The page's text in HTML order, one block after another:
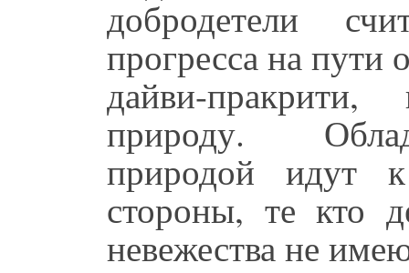
добродетели
прогресса на пути
дайви-
природу.
природой идут
стороны, те кто
невежества не